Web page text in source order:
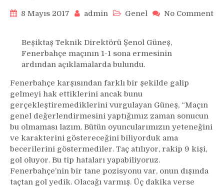
8 Mayıs 2017 admin Genel
No Comment
Fenerbahçe’nin
tek
başarısı
Beşiktaş Teknik Direktörü Şenol Güneş,
Fenerbahçe maçının 1-1 sona ermesinin
ardından açıklamalarda bulundu.
Fenerbahçe karşısından farklı bir şekilde galip
gelmeyi hak ettiklerini ancak bunu
gerçekleştiremediklerini vurgulayan Güneş, “Maçın
genel değerlendirmesini yaptığımız zaman sonucun
bu olmaması lazım. Bütün oyuncularımızın yeteneğini
ve karakterini göstereceğini biliyorduk ama
becerilerini göstermediler. Taç atılıyor, rakip 9 kişi,
gol oluyor. Bu tip hataları yapabiliyoruz.
Fenerbahçe’nin bir tane pozisyonu var, onun dışında
taçtan gol yedik. Olacağı varmış. Üç dakika verse